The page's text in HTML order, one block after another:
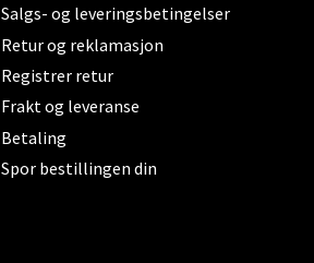
Salgs- og leveringsbetingelser
Retur og reklamasjon
Registrer retur
Frakt og leveranse
Betaling
Spor bestillingen din